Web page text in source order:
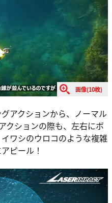
画像(10枚)
アクションから、ノーマル
クションの際も、左右にボ
ワシのウロコのような複雑
ピール！